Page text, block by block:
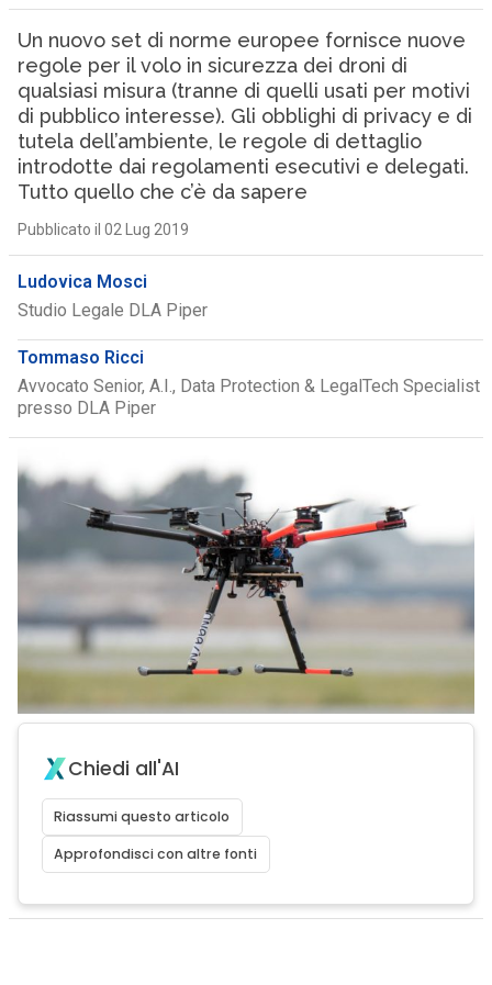
Un nuovo set di norme europee fornisce nuove
regole per il volo in sicurezza dei droni di
qualsiasi misura (tranne di quelli usati per motivi
di pubblico interesse). Gli obblighi di privacy e di
tutela dell’ambiente, le regole di dettaglio
introdotte dai regolamenti esecutivi e delegati.
Tutto quello che c’è da sapere
Pubblicato il 02 Lug 2019
Ludovica Mosci
Studio Legale DLA Piper
Tommaso Ricci
Avvocato Senior, A.I., Data Protection & LegalTech Specialist
presso DLA Piper
Chiedi all'AI
Riassumi questo articolo
Approfondisci con altre fonti